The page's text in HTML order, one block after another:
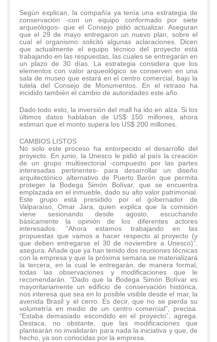
Según explican, la compañía ya tenía una estrategia de
conservación -con un equipo conformado por siete
arqueólogos- que el Consejo pidió actualizar. Aseguran
que el 29 de mayo entregaron un nuevo plan, sobre el
cual el organismo solicitó algunas aclaraciones. Dicen
que actualmente el equipo técnico del proyecto está
trabajando en las respuestas, las cuales se entregarán en
un plazo de 30 días. La estrategia considera que los
elementos con valor arqueológico se conserven en una
sala de museo que estará en el centro comercial, bajo la
tutela del Consejo de Monumentos. En el retraso ha
incidido también el cambio de autoridades este año.
Dado todo esto, la inversión del mall ha ido en alza. Si los
últimos datos hablaban de US$ 150 millones, ahora
estiman que el monto supera los US$ 200 millones.
CAMBIOS LISTOS
No solo este proceso ha entorpecido el desarrollo del
proyecto. En junio, la Unesco le pidió al país la creación
de un grupo multisectorial -compuesto por las partes
interesadas pertinentes- para desarrollar un diseño
arquitectónico alternativo de Puerto Barón que permita
proteger la Bodega Simón Bolívar, que se encuentra
emplazada en el inmueble, dado su alto valor patrimonial.
Este grupo está presidido por el gobernador de
Valparaíso, Omar Jara, quien explica que la comisión
viene sesionando desde agosto, escuchando
básicamente la opinión de los diferentes actores
interesados. “Ahora estamos trabajando en las
propuestas que vamos a hacer respecto al proyecto (y
que deben entregarse el 30 de noviembre a Unesco)”,
asegura. Añade que ya han tenido dos reuniones técnicas
con la empresa y que la próxima semana se materializará
la tercera, en la cual le entregarán, de manera formal,
todas las observaciones y modificaciones que le
recomendarán. “Dado que la Bodega Simón Bolívar es
mayoritariamente un edificio de conservación histórica,
nos interesa que sea en lo posible visible desde el mar, la
avenida Brasil y el cerro. Es decir, que no se pierda su
volumetría en medio de un centro comercial”, precisa.
“Estaba demasiado escondido en el proyecto”, agrega.
Destaca, no obstante, que las modificaciones que
plantearán no invalidarán para nada la iniciativa y que, de
hecho, ya son conocidas por la empresa.